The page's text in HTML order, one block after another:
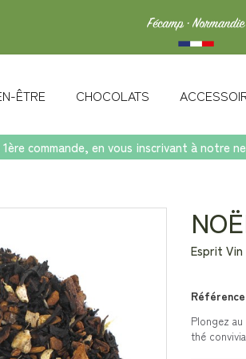
ÊTRE CHOCOLATS
commande, en vous inscrivant à notre
Esprit Vin
Référence
Plongez
thé